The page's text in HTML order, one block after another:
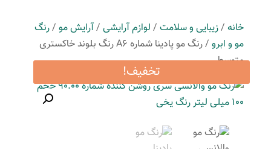
خانه/زیبایی و سلامت/ لوازم آرایشی/آرایش مو/رنگ
مو و ابرو
/ رنگ مو پادینا شماره A6 رنگ بلوند خاکستری
متوسط
تخفیف!